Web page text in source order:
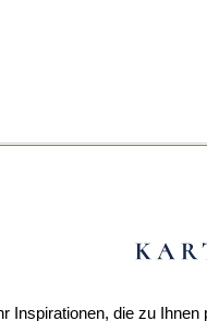
Inspirationen, die zu